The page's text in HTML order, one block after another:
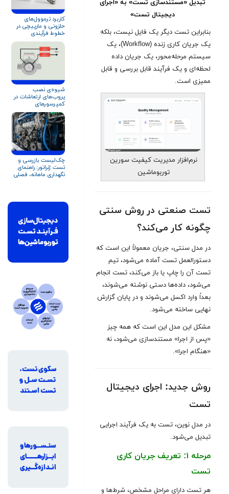
تبدیل «مستندسازی تست» به «اجرای
دیجیتال تست»
بنابراین تست دیگر یک فایل نیست، بلکه
یک جریان کاری زنده (Workflow)، یک
سیستم مرحله‌محور، یک جریان داده
لحظه‌ای و یک فرآیند قابل بررسی و قابل
ممیزی است.
نرم‌افزار مدیریت کیفیت سورین
توربوماشین
تست صنعتی در روش سنتی
چگونه کار می‌کند؟
در مدل سنتی، جریان معمولاً این است که
دستورالعمل تست آماده می‌شود، تیم
تست آن را چاپ یا باز می‌کند، تست انجام
می‌شود، داده‌ها دستی نوشته می‌شوند،
بعداً وارد اکسل می‌شوند و در پایان گزارش
نهایی ساخته می‌شود.
مشکل این مدل این است که همه چیز
«پس از اجرا» مستندسازی می‌شود، نه
«هنگام اجرا».
روش جدید: اجرای دیجیتال
تست
در مدل نوین، تست به یک فرآیند اجرایی
تبدیل می‌شود.
مرحله ۱: تعریف جریان کاری
تست
هر تست دارای مراحل مشخص، شرط‌ها و
کاربرد ترموول‌های
حلزونی و مارپیچی در
خطوط فرآیندی
کمپرسورها و تجهیزات
دوار
شیوه‌ی نصب
پروب‌های ارتعاشات در
کمپرسورهای
سانتریفیوژ
چک‌لیست بازرسی و
تست ژنراتور: راهنمای
نگهداری ماهانه، فصلی